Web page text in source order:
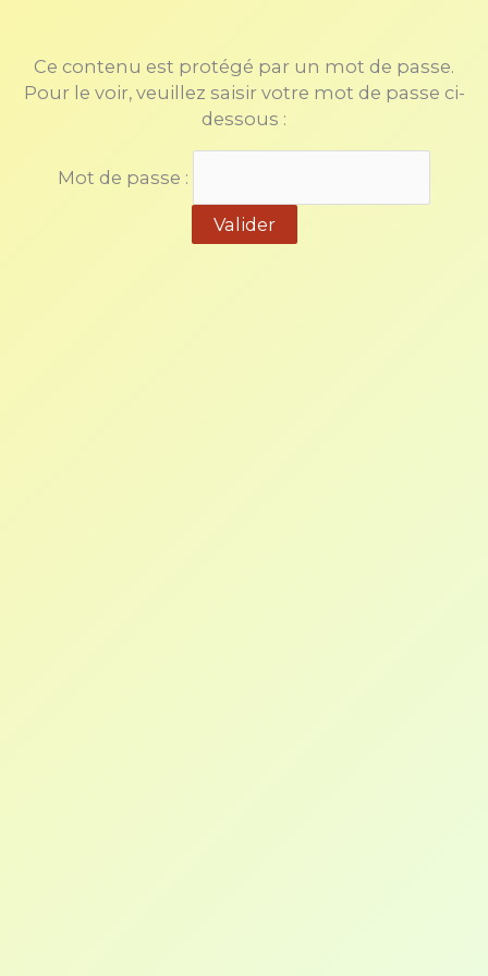
contenu
Ce contenu est protégé par un mot de passe.
Pour le voir, veuillez saisir votre mot de passe ci-
dessous :
Mot de passe :